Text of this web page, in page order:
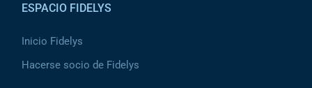
ESPACIO FIDELYS
Inicio Fidelys
Hacerse socio de Fidelys